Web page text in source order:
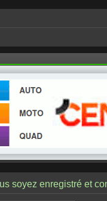
soyez enregistré et